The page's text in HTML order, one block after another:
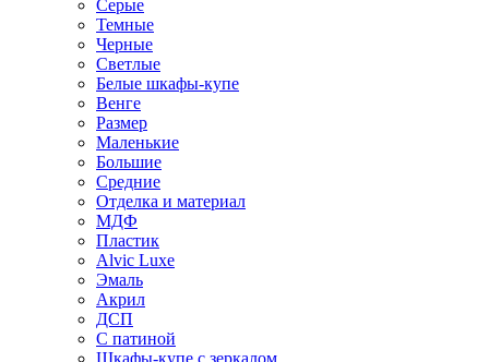
Серые
Темные
Черные
Светлые
Белые шкафы-купе
Венге
Размер
Маленькие
Большие
Средние
Отделка и материал
МДФ
Пластик
Alvic Luxe
Эмаль
Акрил
ДСП
С патиной
Шкафы-купе с зеркалом